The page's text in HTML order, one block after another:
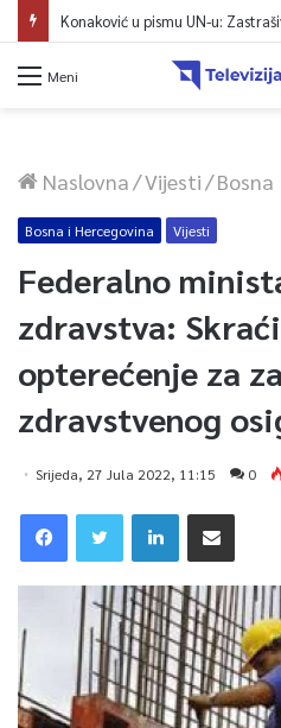
Konaković u pismu UN-u:
Meni
Naslovna/Vijesti/Bosna
Bosna i Hercegovina Vijesti
Federalno
zdravstva:
opterećenje za
zdravstvenog
Srijeda, 27 Jula 2022, 11:15 0